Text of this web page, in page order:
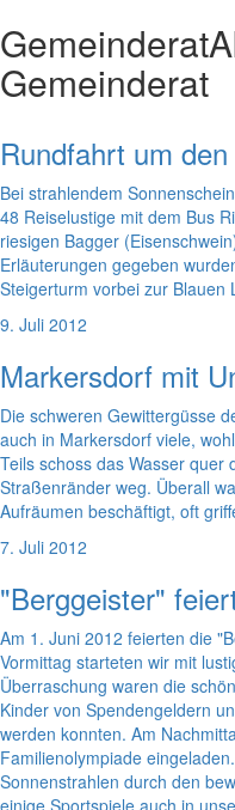
Gemeinderat
Gemeinderat
Rundfahrt um
Bei strahlendem
48 Reiselustige mit dem Bus
riesigen Bagger
Erläuterungen gegeben
Steigerturm vorbei zur Blauen
9. Juli 2012
Markersdorf mit
Die schweren Gewittergüsse
auch in Markersdorf viele,
Teils schoss das Wasser quer
Straßenränder weg. Überall
Aufräumen beschäftigt, oft
7. Juli 2012
"Berggeister"
Am 1. Juni 2012 feierten die
Vormittag starteten wir mit
Überraschung waren die
Kinder von Spendengeldern
werden konnten. Am
Familienolympiade
Sonnenstrahlen durch den
einige Sportspiele auch in